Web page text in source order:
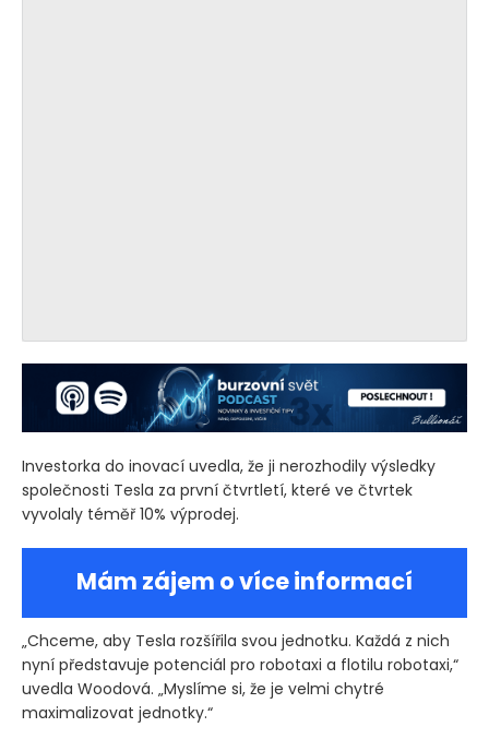
Investorka do inovací uvedla, že ji nerozhodily výsledky
společnosti Tesla za první čtvrtletí, které ve čtvrtek
vyvolaly téměř 10% výprodej.
Mám zájem o více informací
„Chceme, aby Tesla rozšířila svou jednotku. Každá z nich
nyní představuje potenciál pro robotaxi a flotilu robotaxi,“
uvedla Woodová. „Myslíme si, že je velmi chytré
maximalizovat jednotky.“